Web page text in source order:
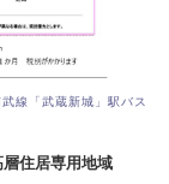
線「武蔵新城」駅バス
住居専用地域